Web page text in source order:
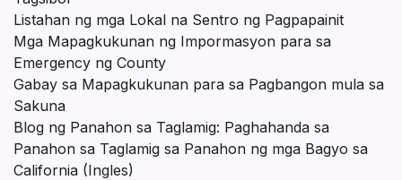
Listahan ng mga Lokal na Sentro ng Pagpapainit
Mga Mapagkukunan ng Impormasyon para sa
Emergency ng County
Gabay sa Mapagkukunan para sa Pagbangon mula sa
Sakuna
Blog ng Panahon sa Taglamig: Paghahanda sa
Panahon sa Taglamig sa Panahon ng mga Bagyo sa
California (Ingles)